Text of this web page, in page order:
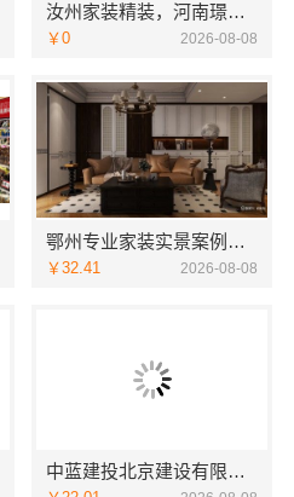
汝州家装精装，河南璟臻环保建材有限公司全屋整装方案
￥0 2026-08-08
鄂州专业家装实景案例，百年米莱装饰公司
￥32.41 2026-08-08
中蓝建投北京建设有限公司四川：重钢别墅局部改造